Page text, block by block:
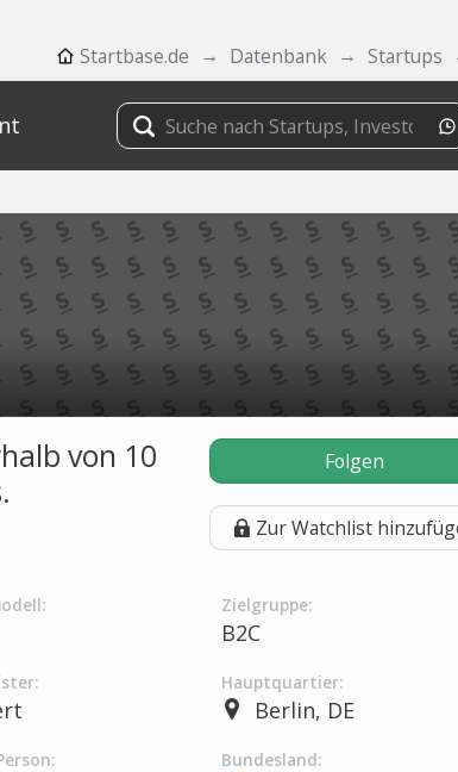
Startbase.de Datenbank Startups
von 10
Folgen
Zur Watchlist
Zielgruppe:
B2C
Hauptquartier:
Berlin, DE
Bundesland: